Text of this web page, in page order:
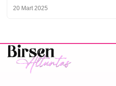
20 Mart 2025